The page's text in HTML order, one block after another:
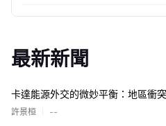
最新新聞
卡達能源外交的微妙平衡：地區衝
許景桓 --